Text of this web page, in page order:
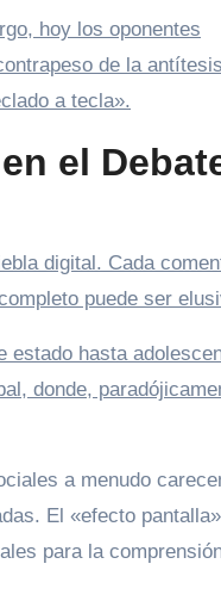
hoy los oponentes
de la antítesis
a tecla».
el
digital. Cada
puede ser
estado hasta
donde,
a menudo
El «efecto pantalla»
para la